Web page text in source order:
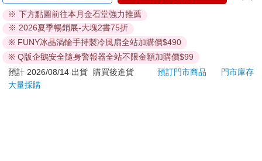
ATM提款機，請不要聽從指示，以免受騙上當！
退換貨須知：
**提醒您，鑑賞期不等於試用期，退回商品須為全新狀態**
依據「消費者保護法」第19條及行政院消費者保護處公告之
「通訊交易解除權合理例外情事適用準則」，以下商品購買
後，除商品本身有瑕疵外，將不提供7天的猶豫期：
※ 下方點圖前往本月金石堂強力推薦
※ 2026夏季暢銷展-大塊2書75折
※ FUNY冰晶渦輪手持製冷風扇全站加購價$490
※ Q版企鵝安全隨身警報器全站不限金額加購價$99
預計 2026/08/14 出貨
購買後進貨 預訂門市商品
門市庫存
大量採購